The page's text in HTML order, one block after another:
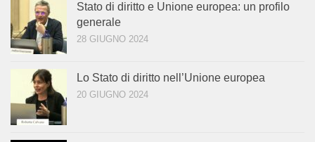
Stato di diritto e Unione europea: un profilo
generale
28 GIUGNO 2024
Lo Stato di diritto nell’Unione europea
20 GIUGNO 2024